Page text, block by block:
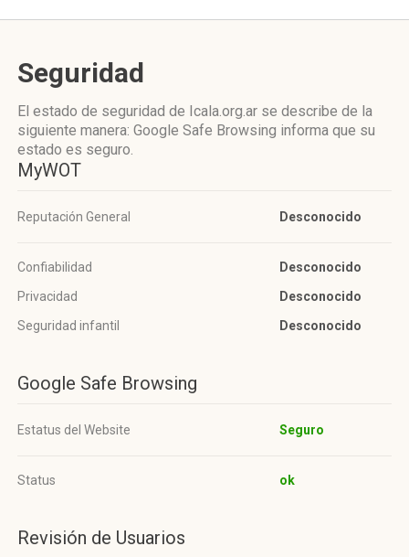
Seguridad
El estado de seguridad de Icala.org.ar se describe de la
siguiente manera: Google Safe Browsing informa que su
estado es seguro.
MyWOT
Reputación General Desconocido
Confiabilidad
Desconocido
Privacidad
Desconocido
Seguridad infantil
Desconocido
Google Safe Browsing
Estatus del Website Seguro
Status ok
Revisión de Usuarios